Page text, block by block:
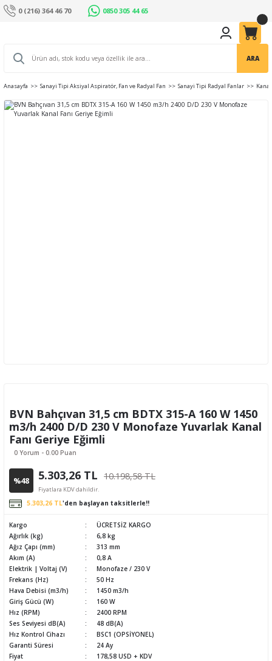
0 (216) 364 46 70 0850 305 44 65
ARA
Anasayfa Sanayi Tipi Aksiyal Aspiratör, Fan ve Radyal Fan Sanayi Tipi Radyal Fanlar
BVN Bahçıvan 31,5 cm BDTX 315-A 160 W 1450
m3/h 2400 D/D 230 V Monofaze Yuvarlak Kanal
Fanı Geriye Eğimli
0 Yorum - 0.00 Puan
%48 5.303,26 TL 10.198,58 TL
Fiyatlara KDV dahildir.
5.303,26 TL'den başlayan taksitlerle!!
Kargo
ÜCRETSİZ KARGO
Ağırlık (kg)
6,8 kg
Ağız Çapı (mm)
313 mm
Akım (A)
0,8 A
Elektrik | Voltaj (V)
Monofaze / 230 V
Frekans (Hz)
50 Hz
Hava Debisi (m3/h)
1450 m3/h
Giriş Gücü (W)
160 W
Hız (RPM)
2400 RPM
Ses Seviyesi dB(A)
48 dB(A)
Hız Kontrol Cihazı
BSC1 (OPSİYONEL)
Garanti Süresi
24 Ay
Fiyat
178,58 USD + KDV